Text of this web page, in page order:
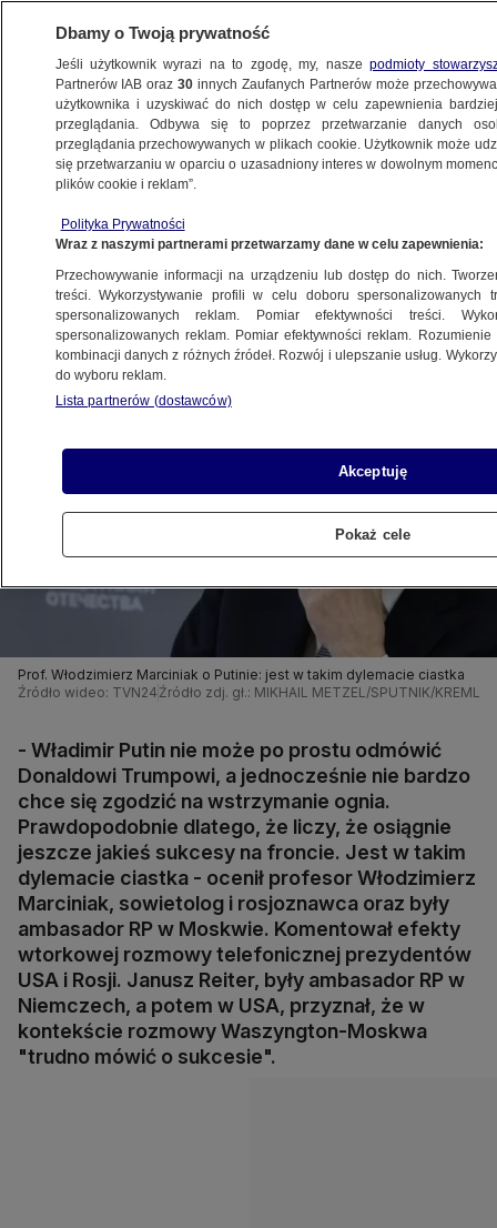
TAK JEST
w dylemacie ciastka
19.03.2025, 20:13
Udostępnij
Prof. Włodzimierz Marciniak o Putinie: jest w takim dylemacie ciastka
Źródło wideo: TVN24 Źródło zdj. gł.: MIKHAIL METZEL/SPUTNIK/
- Władimir Putin nie może po prostu odmówić
Donaldowi Trumpowi, a jednocześnie nie bardzo
chce się zgodzić na wstrzymanie ognia.
Prawdopodobnie dlatego, że liczy, że osiągnie
jeszcze jakieś sukcesy na froncie. Jest w takim
dylemacie ciastka - ocenił profesor Włodzimierz
Marciniak, sowietolog i rosjoznawca oraz były
ambasador RP w Moskwie. Komentował efekty
wtorkowej rozmowy telefonicznej prezydentów
USA i Rosji. Janusz Reiter, były ambasador RP w
Niemczech, a potem w USA, przyznał, że w
kontekście rozmowy Waszyngton-Moskwa
"trudno mówić o sukcesie".
Dbamy o Twoją prywatność
Jeśli użytkownik wyrazi na to zgodę, my, naszepodmioty
Partnerów IAB oraz30 innych Zaufanych Partnerów może
użytkownika i uzyskiwać do nich dostęp w celu zapewnienia
przeglądania. Odbywa się to poprzez przetwarzanie danych
przeglądania przechowywanych w plikach cookie. Użytkownik może
się przetwarzaniu w oparciu o uzasadniony interes w dowolnym
plików cookie i reklam”.
Polityka Prywatności
Wraz z naszymi partnerami przetwarzamy dane w celu zapewnienia:
Przechowywanie informacji na urządzeniu lub dostęp do nich.
treści. Wykorzystywanie profili w celu doboru spersonalizowanych
spersonalizowanych reklam. Pomiar efektywności treści.
spersonalizowanych reklam. Pomiar efektywności reklam.
kombinacji danych z różnych źródeł. Rozwój i ulepszanie usług.
do wyboru reklam.
Lista partnerów (dostawców)
Akceptuję
Pokaż cele